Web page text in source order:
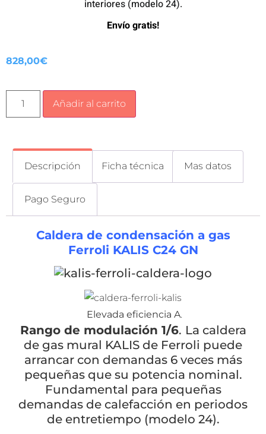
interiores (modelo 24).
Envío gratis!
828,00€
Añadir al carrito
Descripción Ficha técnica Mas datos
Pago Seguro
Caldera de condensación a gas
Ferroli KALIS C24 GN
Elevada eficiencia A.
Rango de modulación 1/6. La caldera
de gas mural KALIS de Ferroli puede
arrancar con demandas 6 veces más
pequeñas que su potencia nominal.
Fundamental para pequeñas
demandas de calefacción en periodos
de entretiempo (modelo 24).